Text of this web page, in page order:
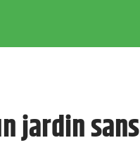
jardin sans